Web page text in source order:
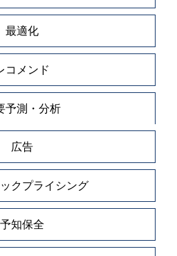
最適化
コメンド
予測・分析
広告
クプライシング
予知保全